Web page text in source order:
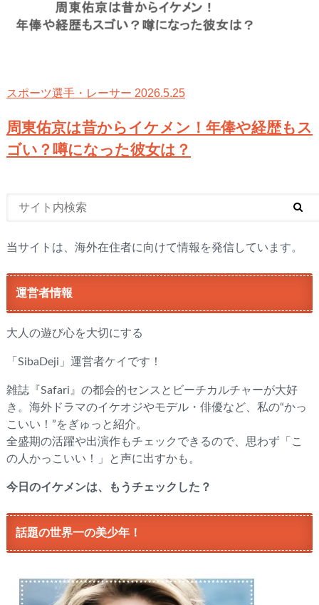
スポーツ選手・レーサー 2026.5.25
周東佑京は昔からイケメン！年俸や経歴もス
ゴい？噂になった彼女は？
当サイトは、海外在住者に向けて情報を発信しています。
運営者情報
大人の遊び心を大切にする
「SibaDeji」運営者ケイです！
雑誌『Safari』の都会的センスとビーチカルチャーが大好
き。海外ドラマのイケオジやモデル・俳優など、私の“かっ
こいい！”をぎゅっと紹介。
全盛期の活躍や出演作もチェックできるので、思わず「こ
の人かっこいい！」と声に出すかも。
今日のイケメンは、もうチェックした？
話題の世界一の美少年！